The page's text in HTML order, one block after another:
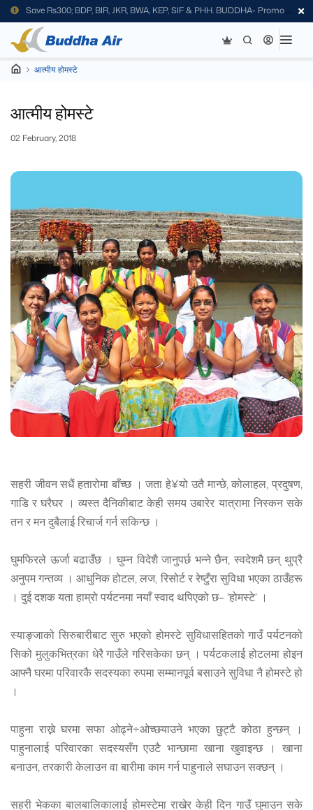
Save Rs300; BDP, BIR, JKR, BWA, KEP, SIF & PHH. BUDDHA- Promo
Code
आत्मीय होमस्टे
आत्मीय होमस्टे
02 February, 2018
सहरी जीवन सधैं हतारोमा बाँच्छ । जता हे¥यो उतै मान्छे, कोलाहल, प्रदुषण,
गाडि र घरैघर । व्यस्त दैनिकीबाट केही समय उबारेर यात्रामा निस्कन सके
तन र मन दुबैलाई रिचार्ज गर्न सकिन्छ ।
घुमफिरले ऊर्जा बढाउँछ । घुम्न विदेशै जानुपर्छ भन्ने छैन, स्वदेशमै छन् थुप्रै
अनुपम गन्तव्य । आधुनिक होटल, लज, रिसोर्ट र रेष्टुँरा सुविधा भएका ठाउँहरू
। दुई दशक यता हाम्रो पर्यटनमा नयाँ स्वाद थपिएको छ– ‘होमस्टे’ ।
स्याङ्जाको सिरुबारीबाट सुरु भएको होमस्टे सुविधासहितको गाउँ पर्यटनको
सिको मुलुकभित्रका धेरै गाउँले गरिसकेका छन् । पर्यटकलाई होटलमा होइन
आफ्नै घरमा परिवारकै सदस्यका रुपमा सम्मानपूर्व बसाउने सुविधा नै होमस्टे हो
।
पाहुना राख्ने घरमा सफा ओढ्ने÷ओच्छयाउने भएका छुट्टै कोठा हुन्छन् ।
पाहुनालाई परिवारका सदस्यसँग एउटै भान्छामा खाना खुवाइन्छ । खाना
बनाउन, तरकारी केलाउन वा बारीमा काम गर्न पाहुनाले सघाउन सक्छन् ।
सहरी भेकका बालबालिकालाई होमस्टेमा राखेर केही दिन गाउँ घुमाउन सके